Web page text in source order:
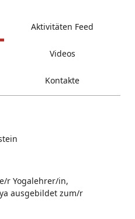
Aktivitäten Feed
Videos
Kontakte
r Yogalehrer/in,
ausgebildet zum/r